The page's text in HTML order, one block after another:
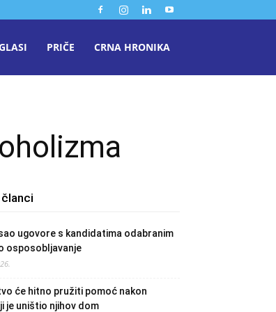
PRIČE CRNA HRONIKA
ugovore s kandidatima odabranim
osposobljavanje
će hitno pružiti pomoć nakon
je uništio njihov dom